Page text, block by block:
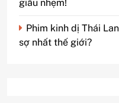
giấu nhẹm!
Phim kinh dị Thái
sợ nhất thế giới?